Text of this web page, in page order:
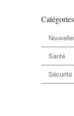
Catégories
Santé
Sécurité